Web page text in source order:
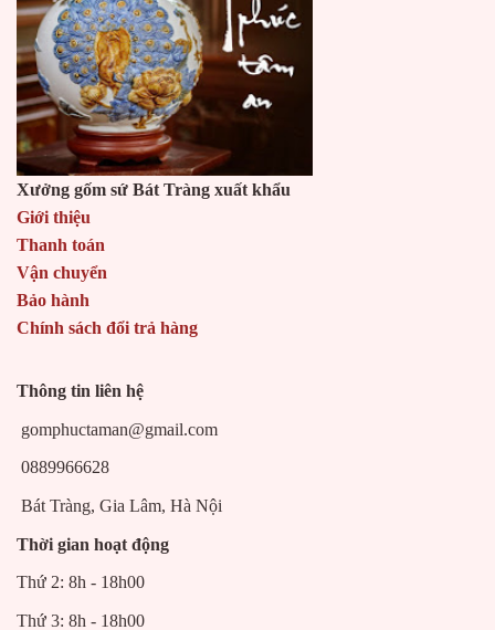
Xưởng gốm sứ Bát Tràng xuất khẩu
Giới thiệu
Thanh toán
Vận chuyển
Bảo hành
Chính sách đổi trả hàng
Thông tin liên hệ
gomphuctaman@gmail.com
0889966628
Bát Tràng, Gia Lâm, Hà Nội
Thời gian hoạt động
Thứ 2: 8h - 18h00
Thứ 3: 8h - 18h00